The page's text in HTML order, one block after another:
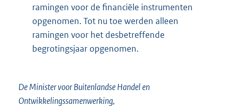
ramingen voor de financiële instrumenten
opgenomen. Tot nu toe werden alleen
ramingen voor het desbetreffende
begrotingsjaar opgenomen.
De Minister voor Buitenlandse Handel en
Ontwikkelingssamenwerking,